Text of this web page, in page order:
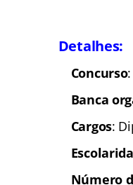
Detalhes:
Concurso:
Banca
Cargos:
Número